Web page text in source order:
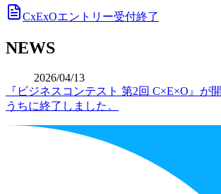
CxExOエントリー受付終了
NEWS
2026/04/13
『ビジネスコンテスト 第2回 C×E×O』が
うちに終了しました。